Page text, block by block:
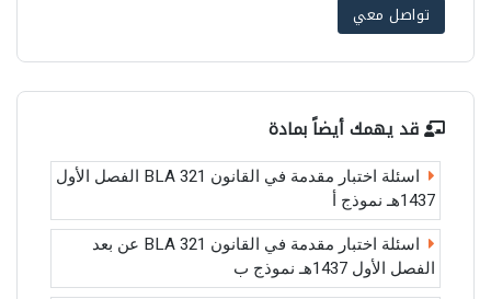
تواصل معي
قد يهمك أيضاً بمادة
اسئلة اختبار مقدمة في القانون BLA 321 الفصل الأول
1437هـ نموذج أ
اسئلة اختبار مقدمة في القانون BLA 321 عن بعد
الفصل الأول 1437هـ نموذج ب